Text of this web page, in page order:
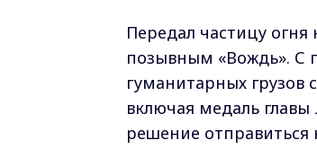
Передал частицу
позывным «Вождь». С
гуманитарных
включая медаль
решение